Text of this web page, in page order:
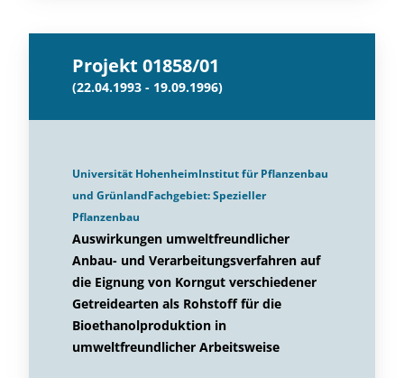
Projekt 01858/01
(22.04.1993 - 19.09.1996)
Universität HohenheimInstitut für Pflanzenbau
und GrünlandFachgebiet: Spezieller
Pflanzenbau
Auswirkungen umweltfreundlicher
Anbau- und Verarbeitungsverfahren auf
die Eignung von Korngut verschiedener
Getreidearten als Rohstoff für die
Bioethanolproduktion in
umweltfreundlicher Arbeitsweise